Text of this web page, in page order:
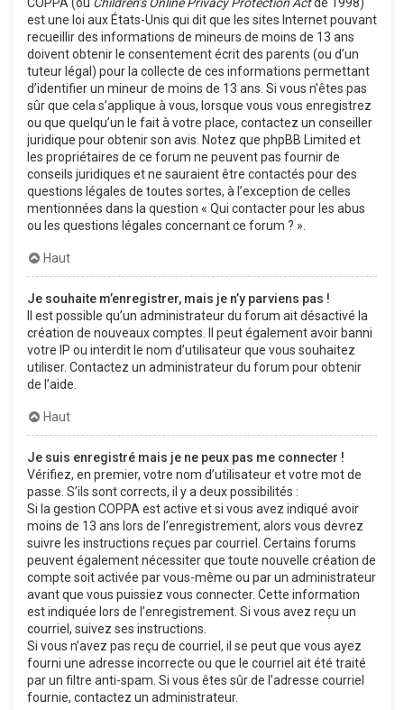
COPPA (ou Children’s Online Privacy Protection Actde 1998)
est une loi aux États-Unis qui dit que les sites Internet pouvant
recueillir des informations de mineurs de moins de 13 ans
doivent obtenir le consentement écrit des parents (ou d’un
tuteur légal) pour la collecte de ces informations permettant
d’identifier un mineur de moins de 13 ans. Si vous n’êtes pas
sûr que cela s’applique à vous, lorsque vous vous enregistrez
ou que quelqu’un le fait à votre place, contactez un conseiller
juridique pour obtenir son avis. Notez que phpBB Limited et
les propriétaires de ce forum ne peuvent pas fournir de
conseils juridiques et ne sauraient être contactés pour des
questions légales de toutes sortes, à l’exception de celles
mentionnées dans la question « Qui contacter pour les abus
ou les questions légales concernant ce forum ? ».
Haut
Je souhaite m’enregistrer, mais je n’y parviens pas !
Il est possible qu’un administrateur du forum ait désactivé la
création de nouveaux comptes. Il peut également avoir banni
votre IP ou interdit le nom d’utilisateur que vous souhaitez
utiliser. Contactez un administrateur du forum pour obtenir
de l’aide.
Haut
Je suis enregistré mais je ne peux pas me connecter !
Vérifiez, en premier, votre nom d’utilisateur et votre mot de
passe. S’ils sont corrects, il y a deux possibilités :
Si la gestion COPPA est active et si vous avez indiqué avoir
moins de 13 ans lors de l’enregistrement, alors vous devrez
suivre les instructions reçues par courriel. Certains forums
peuvent également nécessiter que toute nouvelle création de
compte soit activée par vous-même ou par un administrateur
avant que vous puissiez vous connecter. Cette information
est indiquée lors de l’enregistrement. Si vous avez reçu un
courriel, suivez ses instructions.
Si vous n’avez pas reçu de courriel, il se peut que vous ayez
fourni une adresse incorrecte ou que le courriel ait été traité
par un filtre anti-spam. Si vous êtes sûr de l’adresse courriel
fournie, contactez un administrateur.